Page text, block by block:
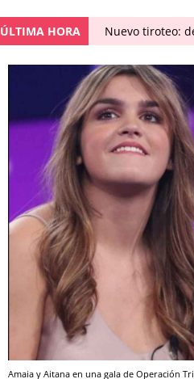
ÚLTIMA HORA Nuevo tiroteo:
Amaia y Aitana en una gala de Operación